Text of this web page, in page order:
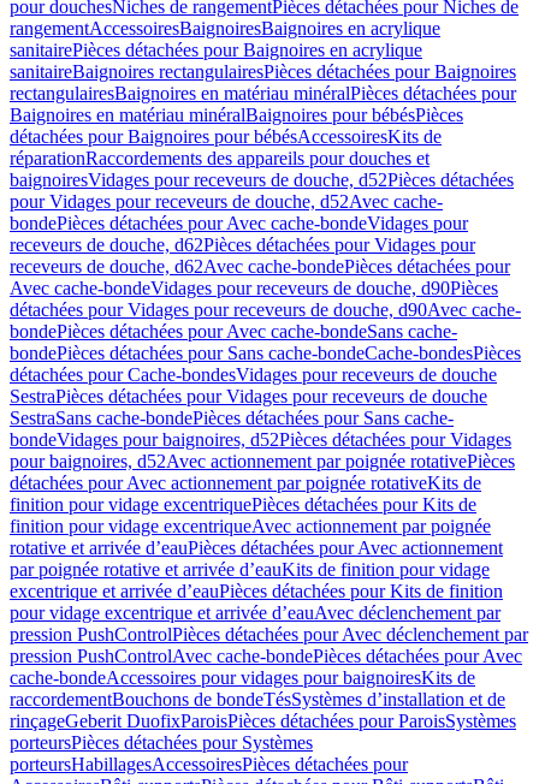
pour douchesNiches de rangementPièces détachées pour Niches de
rangementAccessoiresBaignoiresBaignoires en acrylique
sanitairePièces détachées pour Baignoires en acrylique
sanitaireBaignoires rectangulairesPièces détachées pour Baignoires
rectangulairesBaignoires en matériau minéralPièces détachées pour
Baignoires en matériau minéralBaignoires pour bébésPièces
détachées pour Baignoires pour bébésAccessoiresKits de
réparationRaccordements des appareils pour douches et
baignoiresVidages pour receveurs de douche, d52Pièces détachées
pour Vidages pour receveurs de douche, d52Avec cache-
bondePièces détachées pour Avec cache-bondeVidages pour
receveurs de douche, d62Pièces détachées pour Vidages pour
receveurs de douche, d62Avec cache-bondePièces détachées pour
Avec cache-bondeVidages pour receveurs de douche, d90Pièces
détachées pour Vidages pour receveurs de douche, d90Avec cache-
bondePièces détachées pour Avec cache-bondeSans cache-
bondePièces détachées pour Sans cache-bondeCache-bondesPièces
détachées pour Cache-bondesVidages pour receveurs de douche
SestraPièces détachées pour Vidages pour receveurs de douche
SestraSans cache-bondePièces détachées pour Sans cache-
bondeVidages pour baignoires, d52Pièces détachées pour Vidages
pour baignoires, d52Avec actionnement par poignée rotativePièces
détachées pour Avec actionnement par poignée rotativeKits de
finition pour vidage excentriquePièces détachées pour Kits de
finition pour vidage excentriqueAvec actionnement par poignée
rotative et arrivée d’eauPièces détachées pour Avec actionnement
par poignée rotative et arrivée d’eauKits de finition pour vidage
excentrique et arrivée d’eauPièces détachées pour Kits de finition
pour vidage excentrique et arrivée d’eauAvec déclenchement par
pression PushControlPièces détachées pour Avec déclenchement par
pression PushControlAvec cache-bondePièces détachées pour Avec
cache-bondeAccessoires pour vidages pour baignoiresKits de
raccordementBouchons de bondeTésSystèmes d’installation et de
rinçageGeberit DuofixParoisPièces détachées pour ParoisSystèmes
porteursPièces détachées pour Systèmes
porteursHabillagesAccessoiresPièces détachées pour